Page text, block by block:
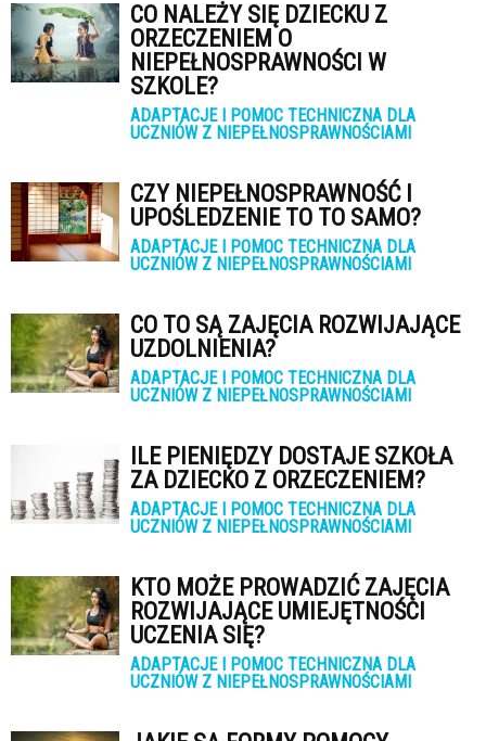
CO NALEŻY SIĘ DZIECKU Z
ORZECZENIEM O
NIEPEŁNOSPRAWNOŚCI W
SZKOLE?
ADAPTACJE I POMOC TECHNICZNA DLA
UCZNIÓW Z NIEPEŁNOSPRAWNOŚCIAMI
CZY NIEPEŁNOSPRAWNOŚĆ I
UPOŚLEDZENIE TO TO SAMO?
ADAPTACJE I POMOC TECHNICZNA DLA
UCZNIÓW Z NIEPEŁNOSPRAWNOŚCIAMI
CO TO SĄ ZAJĘCIA ROZWIJAJĄCE
UZDOLNIENIA?
ADAPTACJE I POMOC TECHNICZNA DLA
UCZNIÓW Z NIEPEŁNOSPRAWNOŚCIAMI
ILE PIENIĘDZY DOSTAJE SZKOŁA
ZA DZIECKO Z ORZECZENIEM?
ADAPTACJE I POMOC TECHNICZNA DLA
UCZNIÓW Z NIEPEŁNOSPRAWNOŚCIAMI
KTO MOŻE PROWADZIĆ ZAJĘCIA
ROZWIJAJĄCE UMIEJĘTNOŚCI
UCZENIA SIĘ?
ADAPTACJE I POMOC TECHNICZNA DLA
UCZNIÓW Z NIEPEŁNOSPRAWNOŚCIAMI